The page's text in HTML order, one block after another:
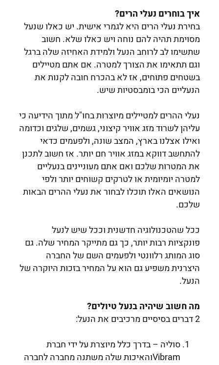
איך בוחרים נעלי הרים?
בחירת נעלי הרים היא לגמרי אישית. יש כאלו שנעל
מסוימת תהיה להם נוחה ויש כאלו שלא. חשוב
שתשימו לב לרוחב הנעל ולמידת האחיזה שלה ברגל
וגם תתאימו את הצורך למטרה. אם אתם מטיילים
בשטחים פתוחים, אז לא בהכרח חובה לקנות את
הנעליים הכי בומבסטיות שיש.
נעלי ההרים למטיילים מיוצרות בחו"ל מתוך הידיעה כי
עליהן לשרוד מזג אוויר קיצוני, גשמים, שלגים וכדומה
ואילו אצלנו בארץ, המצב שונה, ולפעמים כדאי
להתחשב דווקא במזג אוויר חם יותר. אז חשוב לתכנן
את המטרות שלכם ואם אתם מעוניינים בנעליים
למטרה יומיומית או לטרקים קשוחים יותר ולפי
הנושאים האלו תוכלו לבחור את נעלי ההרים הבאות
שלכם.
ככל שהטכנולוגיה חדשנית וככל שיש לנעל
פונקציות רבות יותר, כך גם מתייקר המחיר שלה. גם
סוג המותג רלוונטי ולפעמים השם של החברה
היצרנית משפיע גם הוא על המחיר בזכות היוקרה של
הנעל.
מה חשוב שיהיה בנעל טיולים?
2 דברים בסיסיים מרכיבים את הנעל:
סוליה – בדרך כלל מיוצרת על ידי חברת
Vibramוהאיכות שלה משתנה מחברה לחברה